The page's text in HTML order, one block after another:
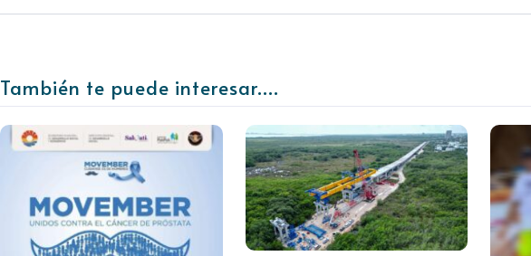
También te puede interesar....